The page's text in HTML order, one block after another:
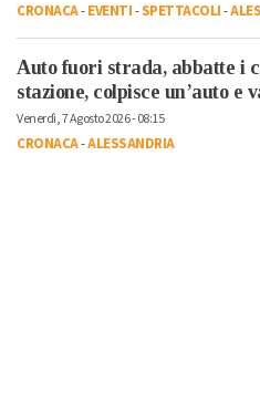
CRONACA-EVENTI-SPETTACOLI-
Auto fuori strada, abbatte i
stazione, colpisce un’auto e
Venerdì, 7 Agosto 2026 - 08:15
CRONACA-ALESSANDRIA